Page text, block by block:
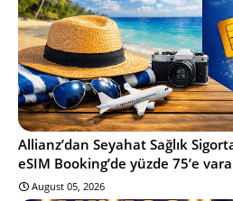
Allianz’dan Seyahat Sağlık
eSIM Booking’de yüzde 75’e
August 05, 2026